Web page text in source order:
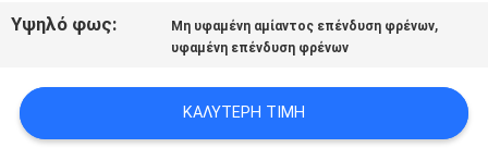
SITEMAP
PRIVACY
POLICY
Υψηλό φως: Μη υφαμένη αμίαντος επένδυση φρένων,
υφαμένη επένδυση φρένων
ΚΑΛΎΤΕΡΗ ΤΙΜΉ